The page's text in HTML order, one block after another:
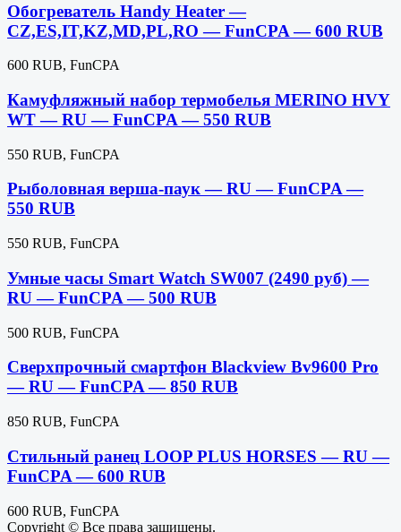
Обогреватель Handy Heater —
CZ,ES,IT,KZ,MD,PL,RO — FunCPA — 600 RUB
600 RUB, FunCPA
Камуфляжный набор термобелья MERINO HVY
WT — RU — FunCPA — 550 RUB
550 RUB, FunCPA
Рыболовная верша-паук — RU — FunCPA —
550 RUB
550 RUB, FunCPA
Умные часы Smart Watch SW007 (2490 руб) —
RU — FunCPA — 500 RUB
500 RUB, FunCPA
Сверхпрочный смартфон Blackview Bv9600 Pro
— RU — FunCPA — 850 RUB
850 RUB, FunCPA
Стильный ранец LOOP PLUS HORSES — RU —
FunCPA — 600 RUB
600 RUB, FunCPA
Copyright © Все права защищены.